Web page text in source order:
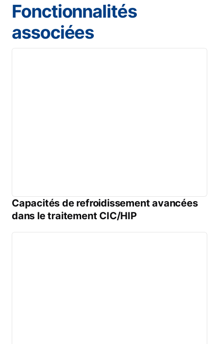
Fonctionnalités
associées
Capacités de refroidissement avancées
dans le traitement CIC/HIP